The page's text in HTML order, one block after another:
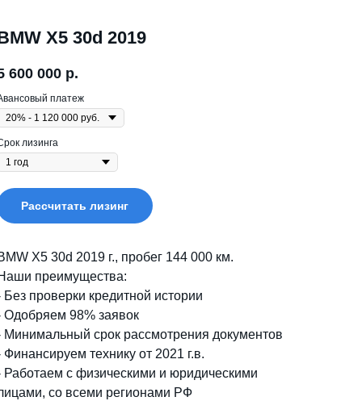
X5 30d 2019
600 000 р.
платеж
лизинга
Рассчитать лизинг
X5 30d 2019 г., пробег 144 000 км.
преимущества:
Без проверки кредитной истории
Одобряем 98% заявок
Минимальный срок рассмотрения документов
Финансируем технику от 2021 г.в.
Работаем с физическими и юридическими
со всеми регионами РФ